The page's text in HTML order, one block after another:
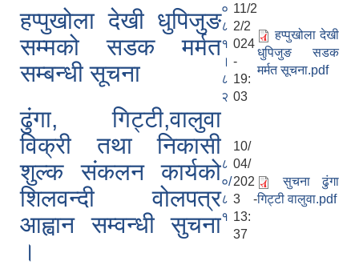
हप्पुखोला देखी धुपिजुङ
सम्मको सडक मर्मत
सम्बन्धी सूचना
०
८
१
।
८
२
11/2
2/2
024
-
19:
03
हप्पुखोला देखी
धुपिजुङ सडक
मर्मत सूचना.pdf
ढुंगा, गिट्टी,वालुवा
विक्री तथा निकासी
शुल्क संकलन कार्यको
शिलवन्दी वोलपत्र
आह्वान सम्वन्धी सुचना
।
८
०/
८
१
10/
04/
202
3 -
13:
37
सुचना ढुंगा
गिट्टी वालुवा.pdf